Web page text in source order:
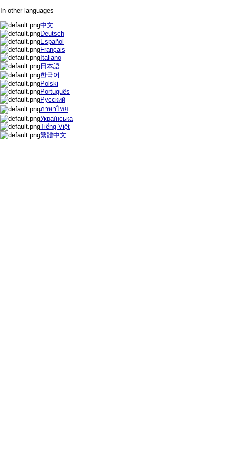
In other languages
中文
Deutsch
Español
Français
Italiano
日本語
한국어
Polski
Português
Русский
ภาษาไทย
Українська
Tiếng Việt
繁體中文